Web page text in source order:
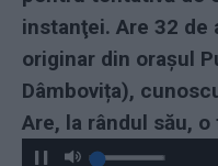
instanţei. Are 32 de
originar din orașul
Dâmbovița),
Are, la rândul său,